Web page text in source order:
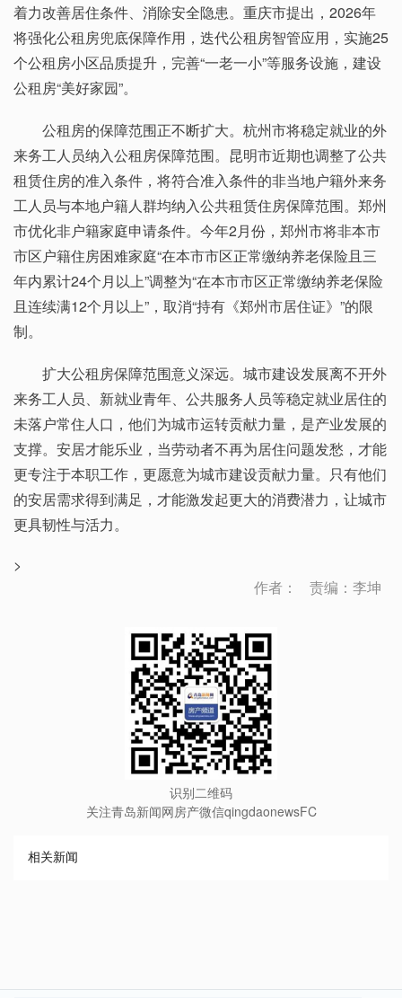
着力改善居住条件、消除安全隐患。重庆市提出，2026年
将强化公租房兜底保障作用，迭代公租房智管应用，实施25
个公租房小区品质提升，完善“一老一小”等服务设施，建设
公租房“美好家园”。
公租房的保障范围正不断扩大。杭州市将稳定就业的外
来务工人员纳入公租房保障范围。昆明市近期也调整了公共
租赁住房的准入条件，将符合准入条件的非当地户籍外来务
工人员与本地户籍人群均纳入公共租赁住房保障范围。郑州
市优化非户籍家庭申请条件。今年2月份，郑州市将非本市
市区户籍住房困难家庭“在本市市区正常缴纳养老保险且三
年内累计24个月以上”调整为“在本市市区正常缴纳养老保险
且连续满12个月以上”，取消“持有《郑州市居住证》”的限
制。
扩大公租房保障范围意义深远。城市建设发展离不开外
来务工人员、新就业青年、公共服务人员等稳定就业居住的
未落户常住人口，他们为城市运转贡献力量，是产业发展的
支撑。安居才能乐业，当劳动者不再为居住问题发愁，才能
更专注于本职工作，更愿意为城市建设贡献力量。只有他们
的安居需求得到满足，才能激发起更大的消费潜力，让城市
更具韧性与活力。
>
作者：
责编：李坤
识别二维码
关注青岛新闻网房产微信qingdaonewsFC
相关新闻